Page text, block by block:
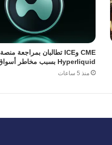
CME وICE تطالبان بمراجعة منصة
Hyperliquid بسبب مخاطر أسواق النفط
منذ 5 ساعات